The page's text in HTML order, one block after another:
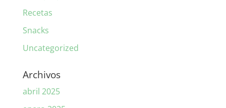
Recetas
Snacks
Uncategorized
Archivos
abril 2025